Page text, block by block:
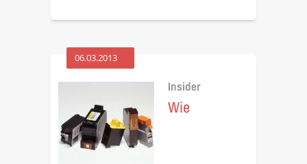
06.03.2013
Insider
Wie